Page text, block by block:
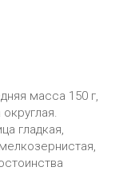
масса 150 г,
гладкая,